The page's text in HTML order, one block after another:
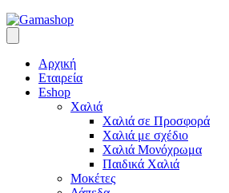
Αρχική
Εταιρεία
Eshop
Χαλιά
Χαλιά σε Προσφορά
Χαλιά με σχέδιο
Χαλιά Μονόχρωμα
Παιδικά Χαλιά
Μοκέτες